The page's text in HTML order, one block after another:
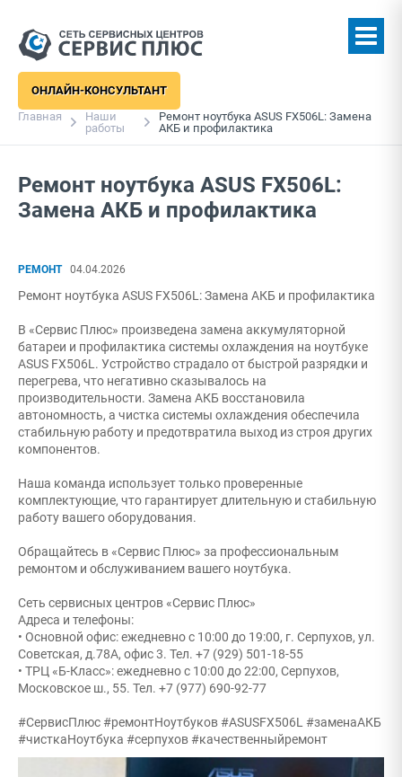
ОНЛАЙН-КОНСУЛЬТАНТ
Главная
Наши
работы
Ремонт ноутбука ASUS FX506L: Замена
АКБ и профилактика
Ремонт ноутбука ASUS FX506L:
Замена АКБ и профилактика
РЕМОНТ 04.04.2026
Ремонт ноутбука ASUS FX506L: Замена АКБ и профилактика
В «Сервис Плюс» произведена замена аккумуляторной
батареи и профилактика системы охлаждения на ноутбуке
ASUS FX506L. Устройство страдало от быстрой разрядки и
перегрева, что негативно сказывалось на
производительности. Замена АКБ восстановила
автономность, а чистка системы охлаждения обеспечила
стабильную работу и предотвратила выход из строя других
компонентов.
Наша команда использует только проверенные
комплектующие, что гарантирует длительную и стабильную
работу вашего оборудования.
Обращайтесь в «Сервис Плюс» за профессиональным
ремонтом и обслуживанием вашего ноутбука.
Сеть сервисных центров «Сервис Плюс»
Адреса и телефоны:
• Основной офис: ежедневно с 10:00 до 19:00, г. Серпухов, ул.
Советская, д.78А, офис 3. Тел. +7 (929) 501-18-55
• ТРЦ «Б-Класс»: ежедневно с 10:00 до 22:00, Серпухов,
Московское ш., 55. Тел. +7 (977) 690-92-77
#СервисПлюс #ремонтНоутбуков #ASUSFX506L #заменаАКБ
#чисткаНоутбука #серпухов #качественныйремонт